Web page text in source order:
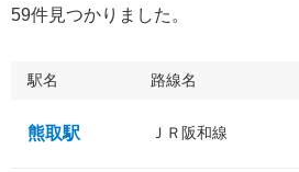
59件見つかりました。
駅名 路線名
熊取駅 ＪＲ阪和線